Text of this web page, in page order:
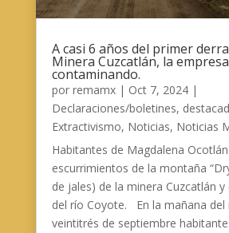
A casi 6 años del primer
Minera Cuzcatlán, la
contaminando.
por remamx| Oct 7, 2024|
Declaraciones/boletines,
Extractivismo, Noticias, Noticias
Habitantes de Magdalena
escurrimientos de la montaña
de jales) de la minera Cuzcatlán
del río Coyote. En la mañana del
veintitrés de septiembre